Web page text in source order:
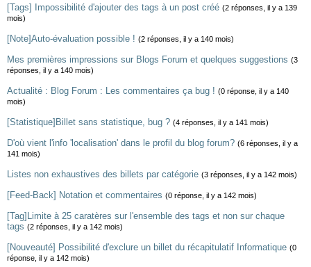
[Tags] Impossibilité d'ajouter des tags à un post créé (2 réponses, il y a 139
mois)
[Note]Auto-évaluation possible ! (2 réponses, il y a 140 mois)
Mes premières impressions sur Blogs Forum et quelques suggestions (3
réponses, il y a 140 mois)
Actualité : Blog Forum : Les commentaires ça bug ! (0 réponse, il y a 140
mois)
[Statistique]Billet sans statistique, bug ? (4 réponses, il y a 141 mois)
D'où vient l'info 'localisation' dans le profil du blog forum? (6 réponses, il y a
141 mois)
Listes non exhaustives des billets par catégorie (3 réponses, il y a 142 mois)
[Feed-Back] Notation et commentaires (0 réponse, il y a 142 mois)
[Tag]Limite à 25 caratères sur l'ensemble des tags et non sur chaque
tags (2 réponses, il y a 142 mois)
[Nouveauté] Possibilité d'exclure un billet du récapitulatif Informatique (0
réponse, il y a 142 mois)